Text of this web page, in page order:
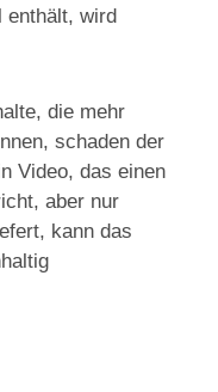
enthält, wird
die mehr
schaden der
Video, das einen
aber nur
kann das